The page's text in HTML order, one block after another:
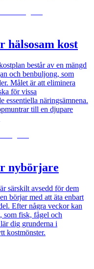
hälsosam kost
består av en mängd
och benbuljong, som
Målet är att eliminera
för vissa
essentiella näringsämnena.
till en djupare
nybörjare
särskilt avsedd för dem
börjar med att äta enbart
Efter några veckor kan
som fisk, fågel och
dig grunderna i
kostmönster.